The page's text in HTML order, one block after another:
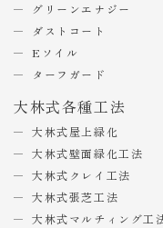
グリーンエナジー
ダストコート
Eソイル
ターフガード
大林式各種工法
大林式屋上緑化
大林式壁面緑化工法
大林式クレイ工法
大林式張芝工法
大林式マルチィング工